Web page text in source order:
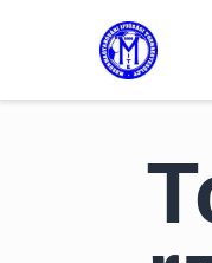
Kezdőoldal
Hírek